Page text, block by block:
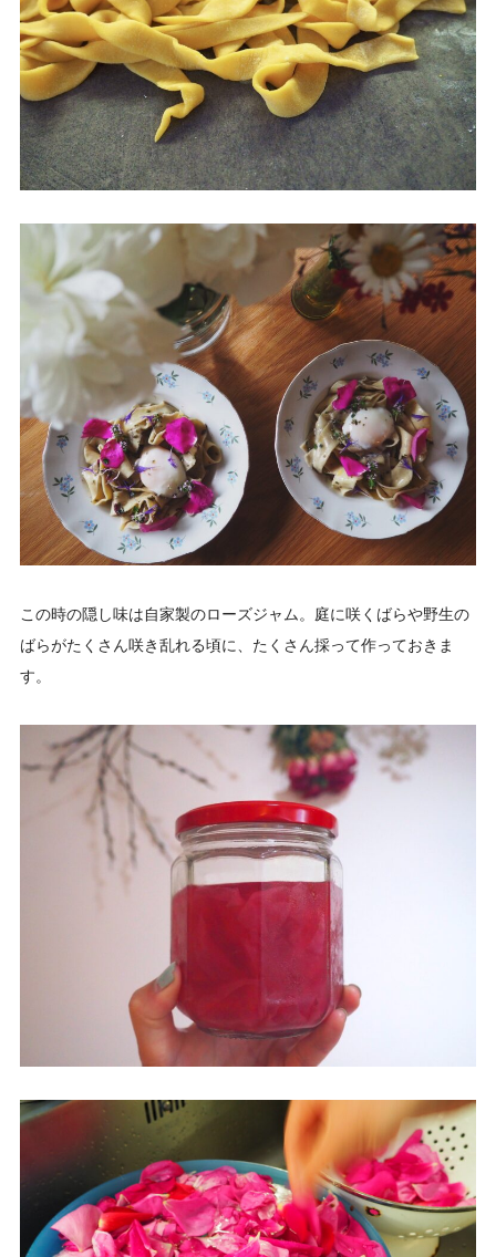
この時の隠し味は自家製のローズジャム。庭に咲くばらや野生の
ばらがたくさん咲き乱れる頃に、たくさん採って作っておきま
す。